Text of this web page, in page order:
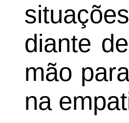
diante
mão
na